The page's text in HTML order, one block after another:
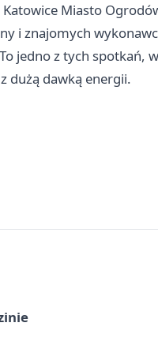
Miasto
i znajomych
jedno z tych spotkań,
dużą dawką energii.